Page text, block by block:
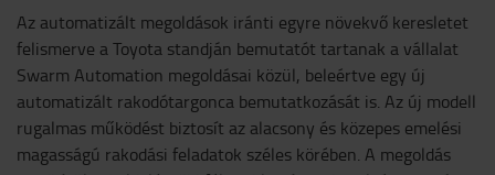
Az automatizált megoldások iránti egyre növekvő keresletet
felismerve a Toyota standján bemutatót tartanak a vállalat
Swarm Automation megoldásai közül, beleértve egy új
automatizált rakodótargonca bemutatkozását is. Az új modell
rugalmas működést biztosít az alacsony és közepes emelési
magasságú rakodási feladatok széles körében. A megoldás